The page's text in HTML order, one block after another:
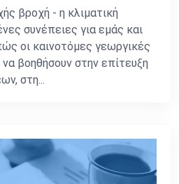
βροχή - η κλιματική
συνέπειες για εμάς και
οι καινοτόμες γεωργικές
βοηθήσουν στην επίτευξη
στη...